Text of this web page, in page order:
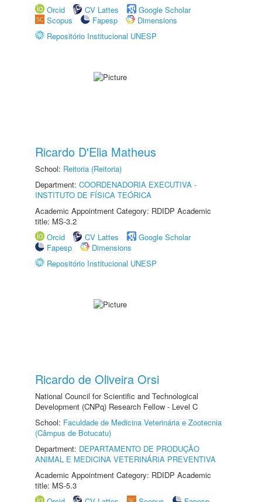
Orcid
CV Lattes
Google Scholar
Scopus
Fapesp
Dimensions
Repositório Institucional UNESP
Ricardo D'Elia Matheus
School: Reitoria (Reitoria)
Department: COORDENADORIA EXECUTIVA -
INSTITUTO DE FÍSICA TEÓRICA
Academic Appointment Category: RDIDP Academic
title: MS-3.2
Orcid
CV Lattes
Google Scholar
Fapesp
Dimensions
Repositório Institucional UNESP
Ricardo de Oliveira Orsi
National Council for Scientific and Technological
Development (CNPq) Research Fellow - Level C
School: Faculdade de Medicina Veterinária e Zootecnia
(Câmpus de Botucatu)
Department: DEPARTAMENTO DE PRODUÇÃO
ANIMAL E MEDICINA VETERINÁRIA PREVENTIVA
Academic Appointment Category: RDIDP Academic
title: MS-5.3